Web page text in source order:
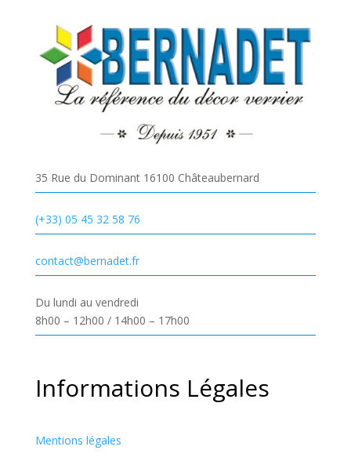
35 Rue du Dominant 16100 Châteaubernard
(+33) 05 45 32 58 76
contact@bernadet.fr
Du lundi au vendredi
8h00 – 12h00 / 14h00 – 17h00
Informations Légales
Mentions légales